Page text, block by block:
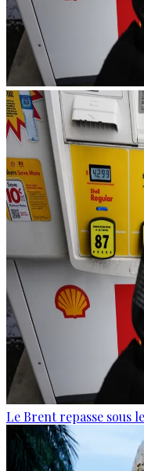
Le Brent repasse sous